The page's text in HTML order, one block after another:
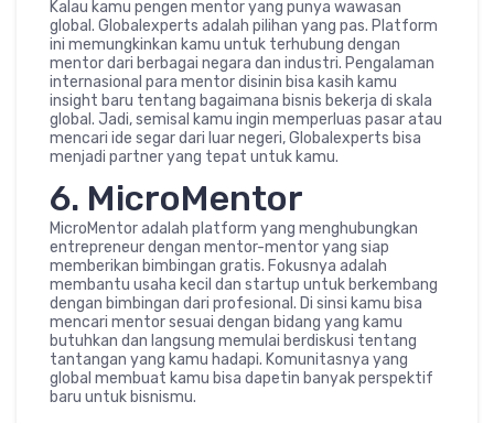
Kalau kamu pengen mentor yang punya wawasan
global. Globalexperts adalah pilihan yang pas. Platform
ini memungkinkan kamu untuk terhubung dengan
mentor dari berbagai negara dan industri. Pengalaman
internasional para mentor disinin bisa kasih kamu
insight baru tentang bagaimana bisnis bekerja di skala
global. Jadi, semisal kamu ingin memperluas pasar atau
mencari ide segar dari luar negeri, Globalexperts bisa
menjadi partner yang tepat untuk kamu.
6. MicroMentor
MicroMentor adalah platform yang menghubungkan
entrepreneur dengan mentor-mentor yang siap
memberikan bimbingan gratis. Fokusnya adalah
membantu usaha kecil dan startup untuk berkembang
dengan bimbingan dari profesional. Di sinsi kamu bisa
mencari mentor sesuai dengan bidang yang kamu
butuhkan dan langsung memulai berdiskusi tentang
tantangan yang kamu hadapi. Komunitasnya yang
global membuat kamu bisa dapetin banyak perspektif
baru untuk bisnismu.